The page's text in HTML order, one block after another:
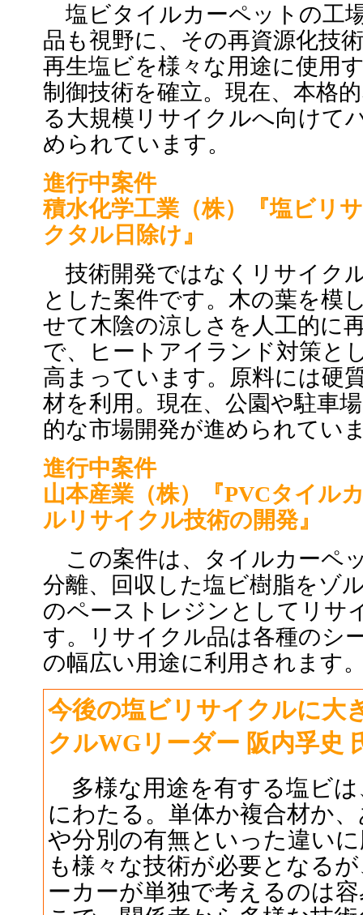
塩ビタイルカーペットの工
品も視野に、その再資源化技
再生塩ビを様々な用途に使用
制御技術を確立。現在、本格
る大規模リサイクルへ向けて
められています。
進行中案件
積水化学工業（株）『塩ビリ
クタル日除け』
技術開発ではなくリサイク
とした案件です。木の葉を模
せて木陰の涼しさを人工的に
で、ヒートアイランド対策と
高まっています。原料には硬
材を利用。現在、公園や駐車
的な市場開発が進められてい
進行中案件
山本産業（株）『PVCタイル
ルリサイクル技術の開発』
この案件は、タイルカーペ
分離、回収した塩ビ樹脂をゾ
のペーストレジンとしてリサ
す。リサイクル品は各種のシ
の幅広い用途に利用されます
今後の塩ビリサイクルに大
クルWGリーダー 阪内孚史
多様な用途を有する塩ビは
にわたる。単体か複合材か
や分別の有無といった違い
も様々な技術が必要となる
ーカーが単独で考えるのは